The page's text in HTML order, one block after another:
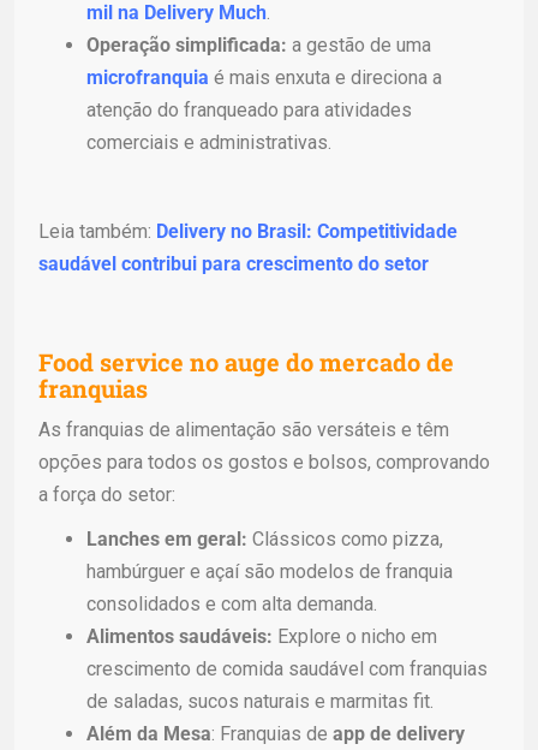
mil na Delivery Much.
Operação simplificada: a gestão de uma
microfranquia é mais enxuta e direciona a
atenção do franqueado para atividades
comerciais e administrativas.
Leia também: Delivery no Brasil: Competitividade
saudável contribui para crescimento do setor
Food service no auge do mercado de
franquias
As franquias de alimentação são versáteis e têm
opções para todos os gostos e bolsos, comprovando
a força do setor:
Lanches em geral: Clássicos como pizza,
hambúrguer e açaí são modelos de franquia
consolidados e com alta demanda.
Alimentos saudáveis: Explore o nicho em
crescimento de comida saudável com franquias
de saladas, sucos naturais e marmitas fit.
Além da Mesa: Franquias de app de delivery